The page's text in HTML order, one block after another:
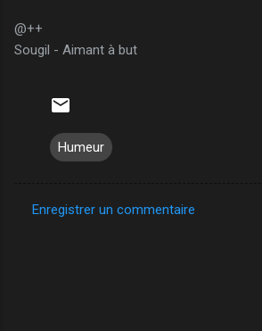
@++
Sougil - Aimant à but
Humeur
Enregistrer un commentaire